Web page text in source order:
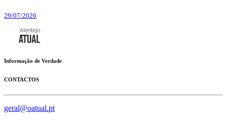
29/07/2026
Informação de Verdade
CONTACTOS
geral@oatual.pt